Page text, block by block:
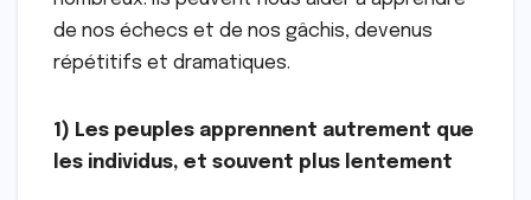
de nos échecs et de nos gâchis, devenus
répétitifs et dramatiques.
1) Les peuples apprennent autrement que
les individus, et souvent plus lentement